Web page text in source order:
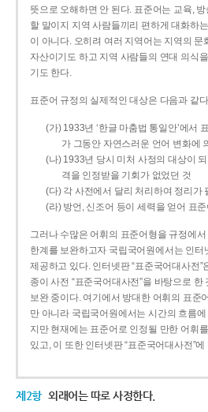
뜻으로 오해하면 안 된다. 표준어는 교육,
할 말이지 지역 사람들끼리 편하게 대화하
이 아니다. 오히려 여러 지역어는 지역의
자산이기도 하고 지역 사람들의 연대 의식
기도 한다.
표준어 규정의 실제적인 대상은 다음과 같
(가) 1933년 ‘한글 마춤법 통일안’에서
가 그동안 자연스러운 언어 변화에
(나) 1933년 당시 미처 사정의 대상이
격을 인정받을 기회가 없었던 것
(다) 각 사전에서 달리 처리하여 정리가
(라) 방언, 신조어 등이 세력을 얻어 표
그러나 수많은 어휘의 표준어형을 규정에
한계를 보완하고자 국립국어원에서는 인터
제공하고 있다. 인터넷판 “표준국어대사전”
종이 사전 “표준국어대사전”을 바탕으로 한
보완 중이다. 여기에서 방대한 어휘의 표준
만 아니라 국립국어원에서는 시간의 흐름
지만 현재에는 표준어로 인정될 만한 어휘
있고, 이 또한 인터넷판 “표준국어대사전”
제2항 외래어는 따로 사정한다.